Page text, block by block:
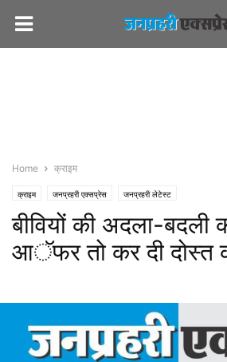
Home क्राइम
क्राइम जनप्रहरी एक्सप्रेस जनप्रहरी लेटेस्ट
बीवियों की अदला-बदली
आॅफर तो कर दी दोस्त